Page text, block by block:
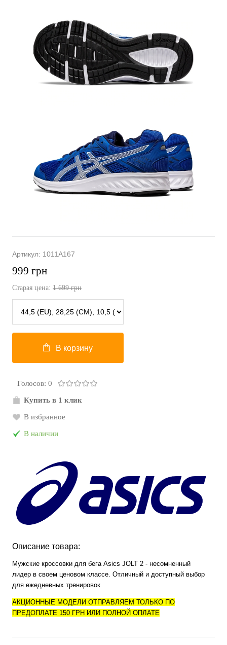
Артикул: 1011A167
999 грн
Старая цена: 1 699грн
В корзину
Голосов: 0
Купить в 1 клик
В избранное
В наличии
Описание товара:
Мужские кроссовки для бега Asics JOLT 2 - несомненный
лидер в своем ценовом классе. Отличный и доступный выбор
для ежедневных тренировок
АКЦИОННЫЕ МОДЕЛИ ОТПРАВЛЯЕМ ТОЛЬКО ПО
ПРЕДОПЛАТЕ 150 ГРН ИЛИ ПОЛНОЙ ОПЛАТЕ